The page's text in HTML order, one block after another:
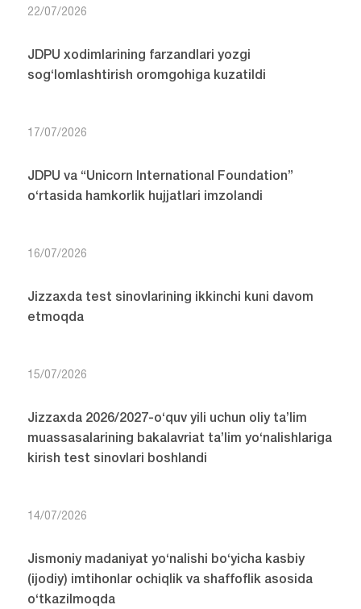
22/07/2026
JDPU xodimlarining farzandlari yozgi
sog‘lomlashtirish oromgohiga kuzatildi
17/07/2026
JDPU va “Unicorn International Foundation”
o‘rtasida hamkorlik hujjatlari imzolandi
16/07/2026
Jizzaxda test sinovlarining ikkinchi kuni davom
etmoqda
15/07/2026
Jizzaxda 2026/2027-o‘quv yili uchun oliy ta’lim
muassasalarining bakalavriat ta’lim yo‘nalishlariga
kirish test sinovlari boshlandi
14/07/2026
Jismoniy madaniyat yo‘nalishi bo‘yicha kasbiy
(ijodiy) imtihonlar ochiqlik va shaffoflik asosida
o‘tkazilmoqda